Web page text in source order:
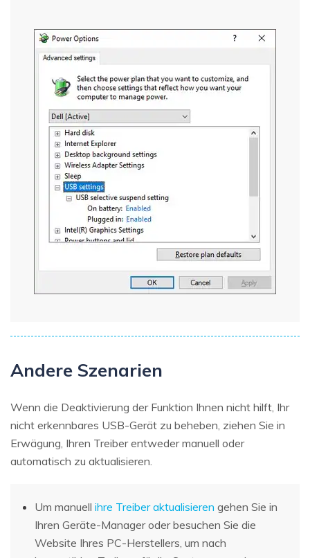
Andere Szenarien
Wenn die Deaktivierung der Funktion Ihnen nicht hilft, Ihr
nicht erkennbares USB-Gerät zu beheben, ziehen Sie in
Erwägung, Ihren Treiber entweder manuell oder
automatisch zu aktualisieren.
Um manuell ihre Treiber aktualisieren gehen Sie in
Ihren Geräte-Manager oder besuchen Sie die
Website Ihres PC-Herstellers, um nach